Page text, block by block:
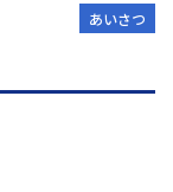
あいさつ